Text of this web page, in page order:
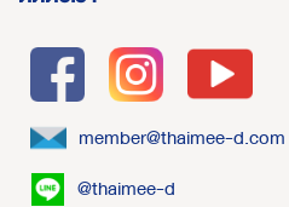
member@thaimee-d.com
@thaimee-d